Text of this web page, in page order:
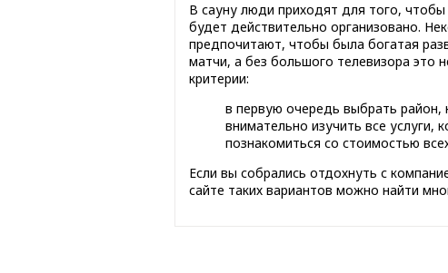
В сауну люди приходят для того,
будет действительно организовано.
предпочитают, чтобы была богатая
матчи, а без большого телевизора это
критерии:
в первую очередь выбрать
внимательно изучить все услуги,
познакомиться со стоимостью
Если вы собрались отдохнуть с
сайте таких вариантов можно найти